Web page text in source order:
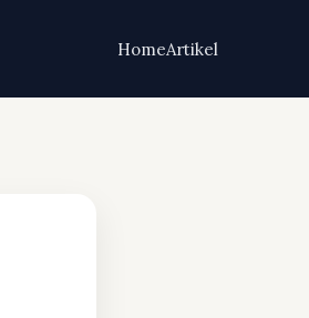
HomeArtikel